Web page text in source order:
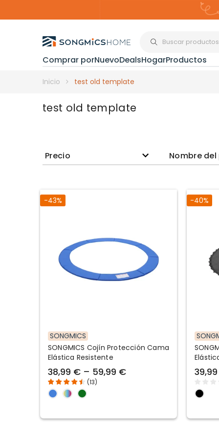
Comprar porNuevoDealsHogarProductos
Maquillaje y
Joyería
Inicio test old template
test old template
Precio Nombre
-43%
SONGMICS
SONGMICS Cojín Protección Cama
Elástica Resistente
38,99 € – 59,99 €
(13)
-40%